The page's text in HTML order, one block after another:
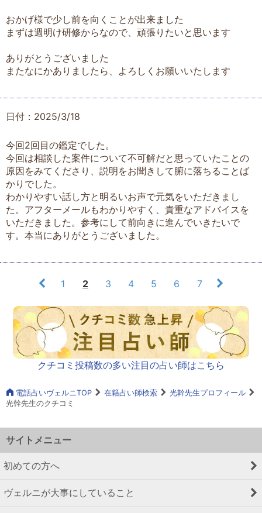
おかげ様で少し前を向くことが出来ました
まずは週明け研修からなので、頑張りたいと思います
ありがとうございました
またなにかありましたら、よろしくお願いいたします
日付：2025/3/18
今回2回目の鑑定でした。
今回は相談した案件について不可解だと思っていたことの
原因をみてくださり、説明をお聞きして腑に落ちることば
かりでした。
わかりやすい話し方と明るいお声で元気をいただきまし
た。アフターメールもわかりやすく、貴重なアドバイスを
いただきました。参考にして前向きに進んでいきたいで
す。本当にありがとうございました。
1 2 3 4 5 6 7
クチコミ投稿数の多い注目の占い師はこちら
電話占いヴェルニTOP 在籍占い師検索
光幹先生プロフィール
光幹先生のクチコミ
サイトメニュー
初めての方へ
ヴェルニが大事にしていること